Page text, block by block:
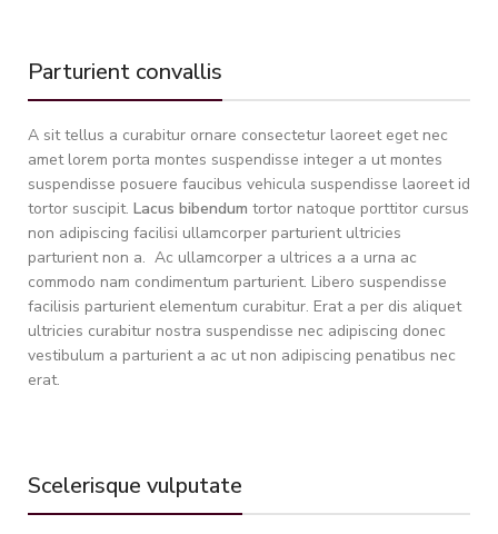
Parturient convallis
A sit tellus a curabitur ornare consectetur laoreet eget nec
amet lorem porta montes suspendisse integer a ut montes
suspendisse posuere faucibus vehicula suspendisse laoreet id
tortor suscipit. Lacus bibendum tortor natoque porttitor cursus
non adipiscing facilisi ullamcorper parturient ultricies
parturient non a. Ac ullamcorper a ultrices a a urna ac
commodo nam condimentum parturient. Libero suspendisse
facilisis parturient elementum curabitur. Erat a per dis aliquet
ultricies curabitur nostra suspendisse nec adipiscing donec
vestibulum a parturient a ac ut non adipiscing penatibus nec
erat.
Scelerisque vulputate